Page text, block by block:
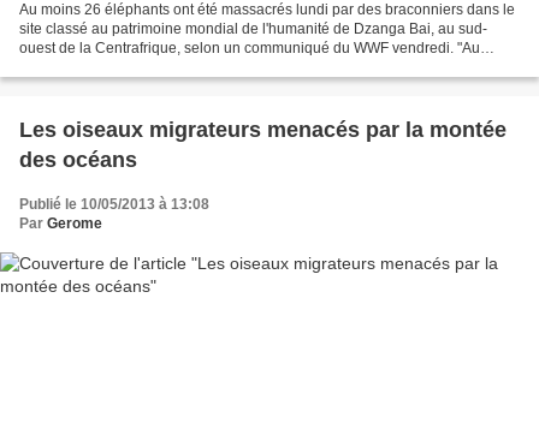
Au moins 26 éléphants ont été massacrés lundi par des braconniers dans le
site classé au patrimoine mondial de l'humanité de Dzanga Bai, au sud-
ouest de la Centrafrique, selon un communiqué du WWF vendredi. "Au
Les oiseaux migrateurs menacés par la montée
des océans
Publié le 10/05/2013 à 13:08
Par Gerome